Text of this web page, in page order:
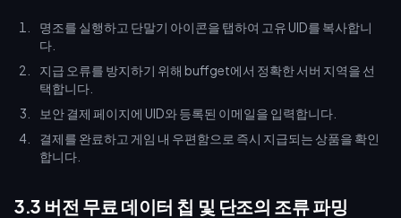
명조를 실행하고 단말기 아이콘을 탭하여 고유 UID를 복사합니
다.
지급 오류를 방지하기 위해 buffget에서 정확한 서버 지역을 선
택합니다.
보안 결제 페이지에 UID와 등록된 이메일을 입력합니다.
결제를 완료하고 게임 내 우편함으로 즉시 지급되는 상품을 확인
합니다.
3.3 버전 무료 데이터 칩 및 단조의 조류 파밍